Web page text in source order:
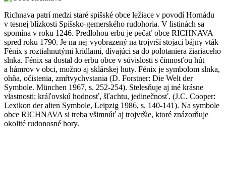
Richnava patrí medzi staré spišské obce ležiace v povodí Hornádu
v tesnej blízkosti Spišsko-gemerského rudohoria. V listinách sa
spomína v roku 1246. Predlohou erbu je pečať obce RICHNAVA
spred roku 1790. Je na nej vyobrazený na trojvrší stojaci bájny vták
Fénix s roztiahnutými krídlami, dívajúci sa do polotaniera žiariaceho
slnka. Fénix sa dostal do erbu obce v súvislosti s činnosťou hút
a hámrov v obci, možno aj sklárskej huty. Fénix je symbolom slnka,
ohňa, očistenia, zmŕtvychvstania (D. Forstner: Die Welt der
Symbole. München 1967, s. 252-254). Stelesňuje aj iné krásne
vlastnosti: kráľovskú hodnosť, šľachtu, jedinečnosť. (J.C. Cooper:
Lexikon der alten Symbole, Leipzig 1986, s. 140-141). Na symbole
obce RICHNAVA si treba všimnúť aj trojvršie, ktoré znázorňuje
okolité rudonosné hory.